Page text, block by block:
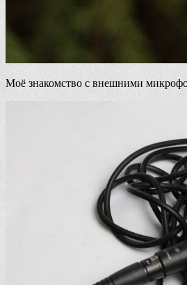
Моё знакомство с внешними